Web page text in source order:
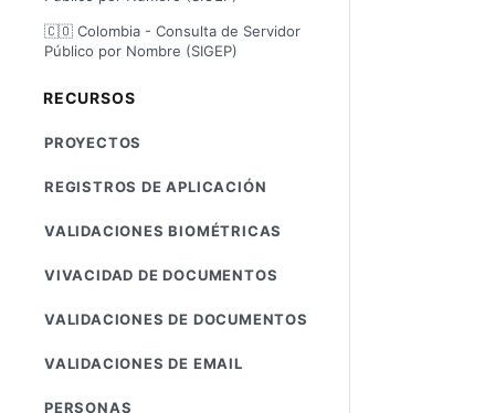
🇨🇴 Colombia - Consulta de Servidor
Público por Nombre (SIGEP)
RECURSOS
PROYECTOS
REGISTROS DE APLICACIÓN
VALIDACIONES BIOMÉTRICAS
VIVACIDAD DE DOCUMENTOS
VALIDACIONES DE DOCUMENTOS
VALIDACIONES DE EMAIL
PERSONAS